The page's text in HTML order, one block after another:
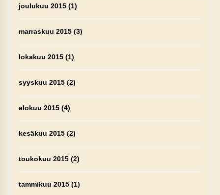
joulukuu 2015(1)
marraskuu 2015(3)
lokakuu 2015(1)
syyskuu 2015(2)
elokuu 2015(4)
kesäkuu 2015(2)
toukokuu 2015(2)
tammikuu 2015(1)